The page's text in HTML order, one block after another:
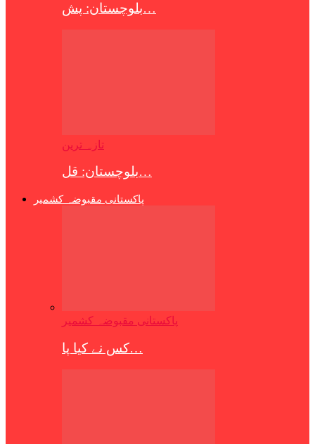
بلوچستان: پش…
تازہ ترین
بلوچستان: قل…
پاکستانی مقبوضہ کشمیر
پاکستانی مقبوضہ کشمیر
کس نے کیا پا…